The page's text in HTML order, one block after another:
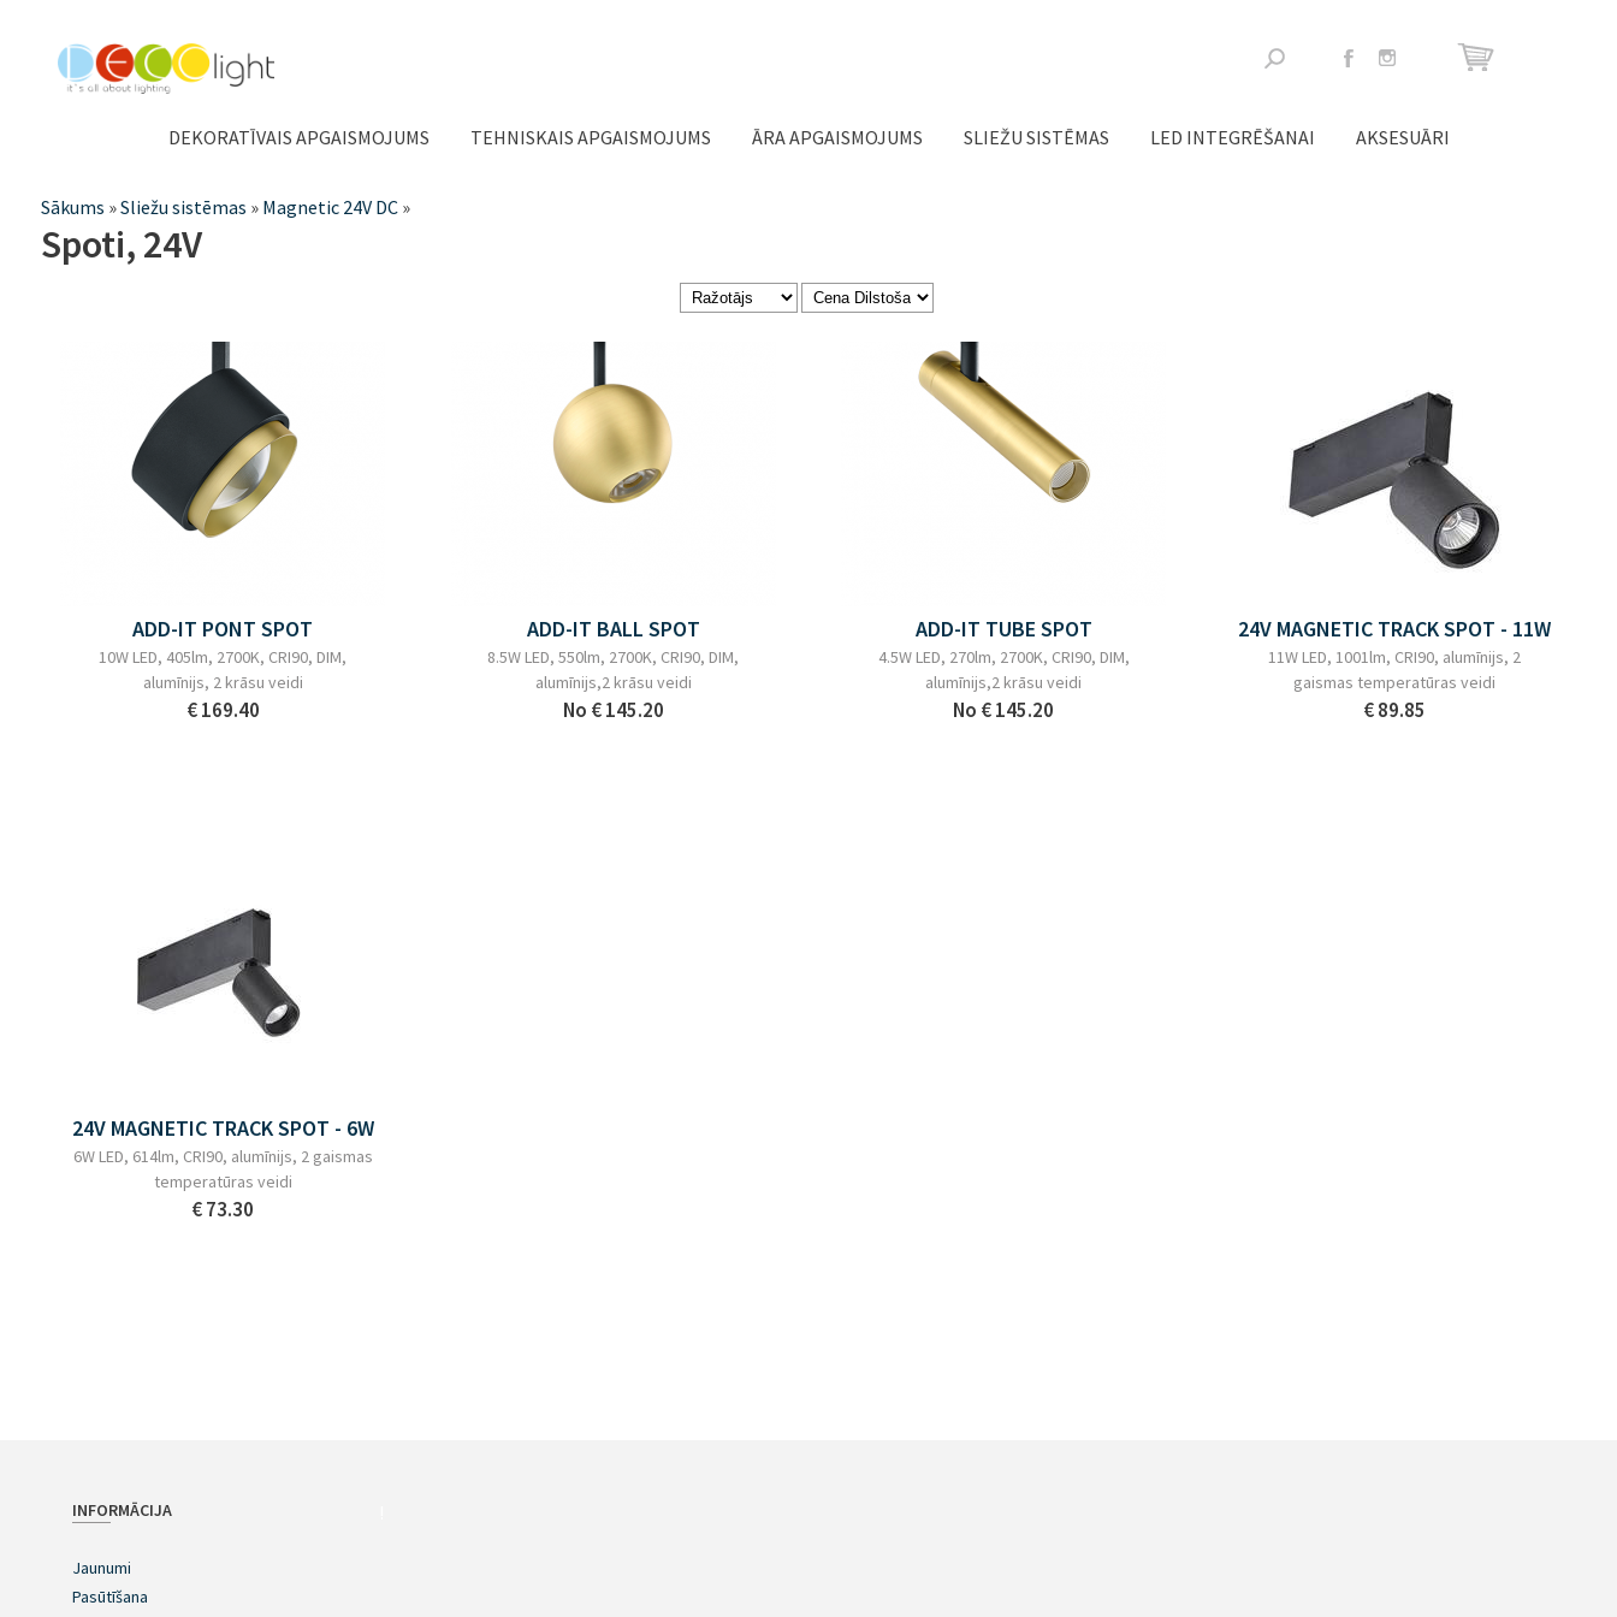
Meklēšanas
DEKORATĪVAIS APGAISMOJUMS TEHNISKAIS APGAISMOJUMS ĀRA APGAISMOJUMS SLIEŽU SISTĒMAS LED INTEGRĒŠANAI AKSESUĀRI
Jūs
atrodaties
Sākums »Sliežu sistēmas » Magnetic 24V DC »
Spoti, 24V
ADD-IT PONT SPOT
10W LED, 405lm, 2700K, CRI90, DIM,
alumīnijs, 2 krāsu veidi
€ 169.40
ADD-IT BALL SPOT
8.5W LED, 550lm, 2700K, CRI90, DIM,
alumīnijs,2 krāsu veidi
No € 145.20
ADD-IT TUBE SPOT
4.5W LED, 270lm, 2700K, CRI90, DIM,
alumīnijs,2 krāsu veidi
No € 145.20
24V MAGNETIC TRACK SPOT - 11W
11W LED, 1001lm, CRI90, alumīnijs, 2
gaismas temperatūras veidi
€ 89.85
24V MAGNETIC TRACK SPOT - 6W
6W LED, 614lm, CRI90, alumīnijs, 2 gaismas
temperatūras veidi
€ 73.30
INFORMĀCIJA
Jaunumi
Pasūtīšana